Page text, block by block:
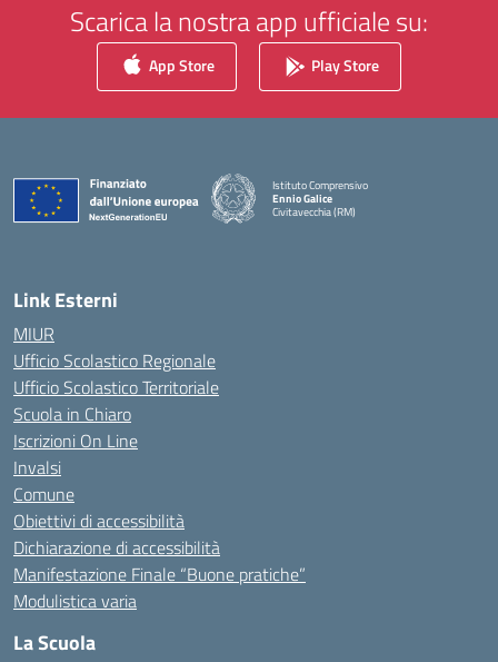
Scarica la nostra app ufficiale su:
App Store Play Store
Istituto Comprensivo
Ennio Galice
Civitavecchia (RM)
Link Esterni
MIUR
Ufficio Scolastico Regionale
Ufficio Scolastico Territoriale
Scuola in Chiaro
Iscrizioni On Line
Invalsi
Comune
Obiettivi di accessibilità
Dichiarazione di accessibilità
Manifestazione Finale “Buone pratiche”
Modulistica varia
La Scuola